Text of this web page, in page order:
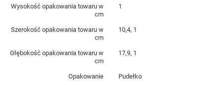
Wysokość opakowania towaru w
cm
1
Szerokość opakowania towaru w
cm
10,4, 1
Głębokość opakowania towaru w
cm
17,9, 1
Opakowanie Pudełko